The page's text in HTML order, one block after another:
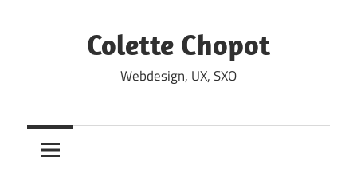
Colette Chopot
Webdesign, UX, SXO